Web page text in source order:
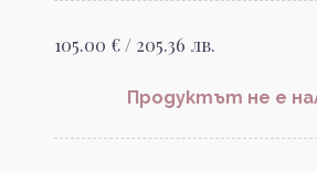
105.00 € / 205.36 лв.
Продуктът не е